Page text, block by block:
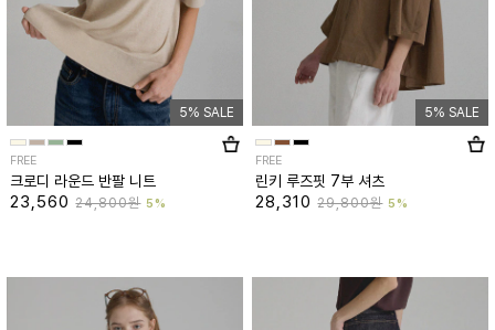
5% SALE
FREE
크로디 라운드 반팔 니트
23,56024,800원 5%
5% SALE
FREE
린키 루즈핏 7부 셔츠
28,31029,800원 5%